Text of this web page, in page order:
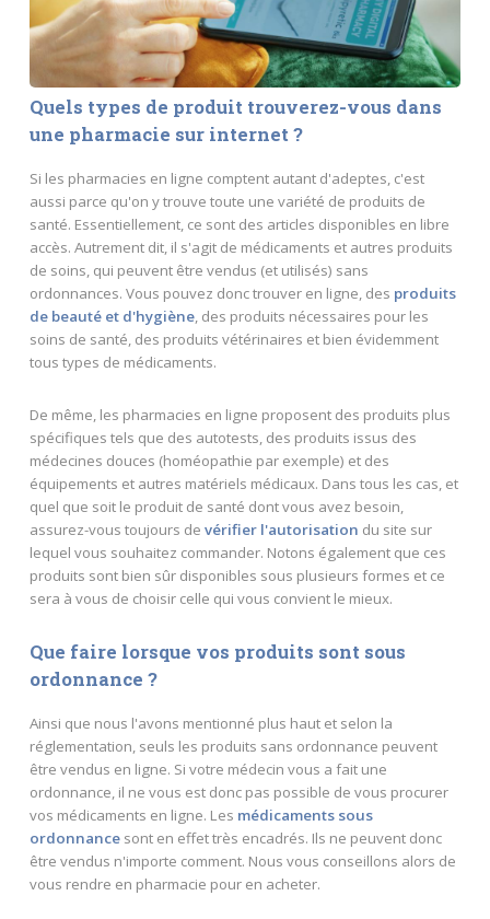
Quels types de produit trouverez-vous dans
une pharmacie sur internet ?
Si les pharmacies en ligne comptent autant d'adeptes, c'est
aussi parce qu'on y trouve toute une variété de produits de
santé. Essentiellement, ce sont des articles disponibles en libre
accès. Autrement dit, il s'agit de médicaments et autres produits
de soins, qui peuvent être vendus (et utilisés) sans
ordonnances. Vous pouvez donc trouver en ligne, des produits
de beauté et d'hygiène, des produits nécessaires pour les
soins de santé, des produits vétérinaires et bien évidemment
tous types de médicaments.
De même, les pharmacies en ligne proposent des produits plus
spécifiques tels que des autotests, des produits issus des
médecines douces (homéopathie par exemple) et des
équipements et autres matériels médicaux. Dans tous les cas, et
quel que soit le produit de santé dont vous avez besoin,
assurez-vous toujours de vérifier l'autorisation du site sur
lequel vous souhaitez commander. Notons également que ces
produits sont bien sûr disponibles sous plusieurs formes et ce
sera à vous de choisir celle qui vous convient le mieux.
Que faire lorsque vos produits sont sous
ordonnance ?
Ainsi que nous l'avons mentionné plus haut et selon la
réglementation, seuls les produits sans ordonnance peuvent
être vendus en ligne. Si votre médecin vous a fait une
ordonnance, il ne vous est donc pas possible de vous procurer
vos médicaments en ligne. Les médicaments sous
ordonnancesont en effet très encadrés. Ils ne peuvent donc
être vendus n'importe comment. Nous vous conseillons alors de
vous rendre en pharmacie pour en acheter.